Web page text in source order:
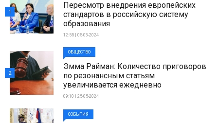
Пересмотр внедрения европейских
стандартов в российскую систему
образования
12:55 | 05-03-2024
1
ОБЩЕСТВО
Эмма Райман: Количество приговоров
по резонансным статьям
увеличивается ежедневно
09:10 | 25-05-2024
2
СОБЫТИЯ